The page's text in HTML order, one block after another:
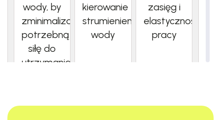
wody, by
zminimalizować
potrzebną
siłę do
utrzymania
czemu
kierowanie
strumieniem
wody
zasięg i
elastyczność
pracy